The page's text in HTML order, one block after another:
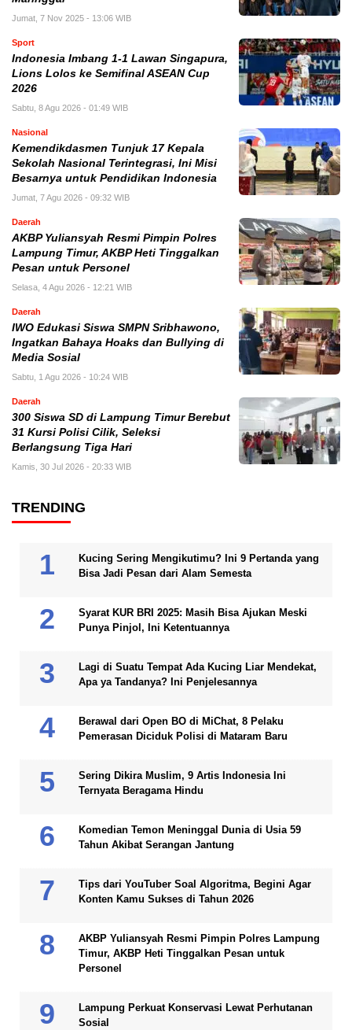
Jumat, 7 Nov 2025 - 13:06 WIB
Sport
Indonesia Imbang 1-1 Lawan Singapura,
Lions Lolos ke Semifinal ASEAN Cup
2026
Sabtu, 8 Agu 2026 - 01:49 WIB
Nasional
Kemendikdasmen Tunjuk 17 Kepala
Sekolah Nasional Terintegrasi, Ini Misi
Besarnya untuk Pendidikan Indonesia
Jumat, 7 Agu 2026 - 09:32 WIB
Daerah
AKBP Yuliansyah Resmi Pimpin Polres
Lampung Timur, AKBP Heti Tinggalkan
Pesan untuk Personel
Selasa, 4 Agu 2026 - 12:21 WIB
Daerah
IWO Edukasi Siswa SMPN Sribhawono,
Ingatkan Bahaya Hoaks dan Bullying di
Media Sosial
Sabtu, 1 Agu 2026 - 10:24 WIB
Daerah
300 Siswa SD di Lampung Timur Berebut
31 Kursi Polisi Cilik, Seleksi
Berlangsung Tiga Hari
Kamis, 30 Jul 2026 - 20:33 WIB
TRENDING
Kucing Sering Mengikutimu? Ini 9 Pertanda yang
Bisa Jadi Pesan dari Alam Semesta
Syarat KUR BRI 2025: Masih Bisa Ajukan Meski
Punya Pinjol, Ini Ketentuannya
Lagi di Suatu Tempat Ada Kucing Liar Mendekat,
Apa ya Tandanya? Ini Penjelesannya
Berawal dari Open BO di MiChat, 8 Pelaku
Pemerasan Diciduk Polisi di Mataram Baru
Sering Dikira Muslim, 9 Artis Indonesia Ini
Ternyata Beragama Hindu
Komedian Temon Meninggal Dunia di Usia 59
Tahun Akibat Serangan Jantung
Tips dari YouTuber Soal Algoritma, Begini Agar
Konten Kamu Sukses di Tahun 2026
AKBP Yuliansyah Resmi Pimpin Polres Lampung
Timur, AKBP Heti Tinggalkan Pesan untuk
Personel
Lampung Perkuat Konservasi Lewat Perhutanan
Sosial